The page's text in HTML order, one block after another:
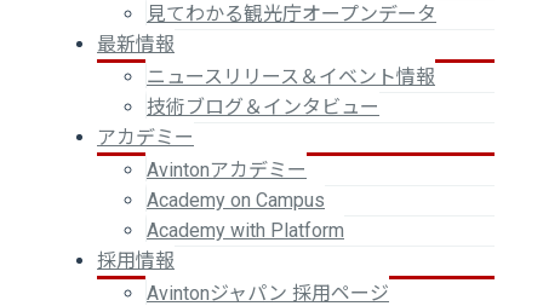
見てわかる観光庁オープンデータ
最新情報
ニュースリリース＆イベント情報
技術ブログ＆インタビュー
アカデミー
Avintonアカデミー
Academy on Campus
Academy with Platform
採用情報
Avintonジャパン 採用ページ